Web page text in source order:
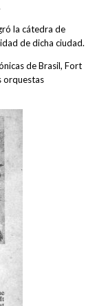
la cátedra de
de dicha ciudad.
de Brasil, Fort
orquestas